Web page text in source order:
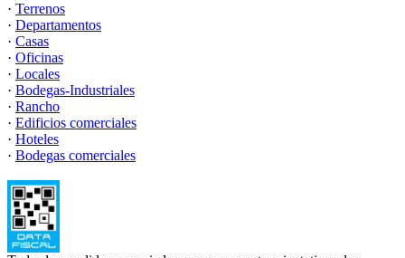
· Terrenos
· Departamentos
· Casas
· Oficinas
· Locales
· Bodegas-Industriales
· Rancho
· Edificios comerciales
· Hoteles
· Bodegas comerciales